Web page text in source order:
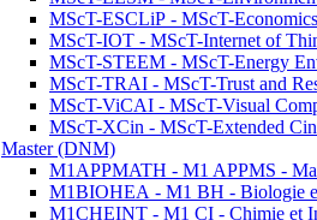
MScT-ESCLiP - MScT-
MScT-IOT - MScT-Internet of
MScT-STEEM - MScT-Energy
MScT-TRAI - MScT-Trust and
MScT-ViCAI - MScT-Visual
MScT-XCin - MScT-Extended
Master (DNM)
M1APPMATH - M1 APPMS -
M1BIOHEA - M1 BH - Biologie
M1CHEINT - M1 CI - Chimie et